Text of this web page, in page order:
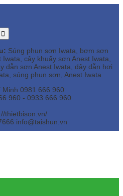
Súng phun sơn Iwata, bơm sơn
cây khuấy sơn Anest Iwata,
dẫn sơn Anest Iwata, dây dẫn hơi
súng phun sơn, Anest Iwata
Minh 0981 666 960
960 - 0933 666 960
thietbison.vn/
info@taishun.vn